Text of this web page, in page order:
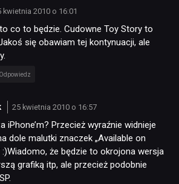
kwietnia 2010 o 16:01
co to będzie. Cudowne Toy Story to
się obawiam tej kontynuacji, ale
Odpowiedz
25 kwietnia 2010 o 16:57
iPhone’m? Przecież wyraźnie widnieje
dole malutki znaczek „Available on
:)Wiadomo, że będzie to okrojona wersja
grafiką itp, ale przecież podobnie